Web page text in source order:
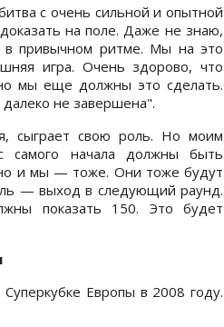
с очень сильной и опытной
на поле. Даже не знаю,
привычном ритме. Мы на это
игра. Очень здорово, что
мы еще должны это сделать.
не завершена".
сыграет свою роль. Но моим
начала должны быть
и мы — тоже. Они тоже будут
— выход в следующий раунд.
показать 150. Это будет
Европы в 2008 году.